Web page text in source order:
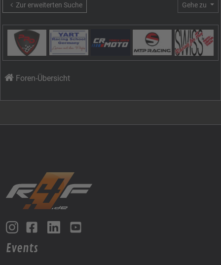
Zur erweiterten Suche Gehe zu
Foren-Übersicht
Events